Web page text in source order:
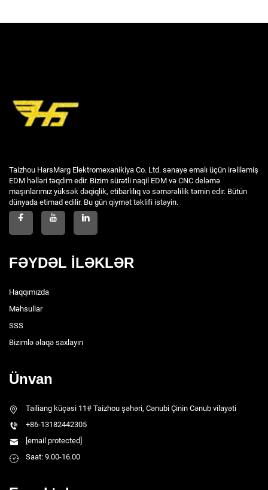
Taizhou HarsMarg Elektromexanikiya Co. Ltd. sənaye emalı üçün irəliləmiş
EDM həlləri təqdim edir. Bizim sürətli naqil EDM və CNC deləmə
maşınlarımız yüksək dəqiqlik, etibarlılıq və səmərəlilik təmin edir. Bütün
dünyada etimad edilir. Bu gün qiymət təklifi istəyin.
FƏYDƏL İLƏKLƏR
Haqqımızda
Məhsullar
SSS
Bizimlə əlaqə saxlayın
Ünvan
Tailiang küçəsi 11# Taizhou şəhəri, Cənubi Çinin Cənub vilayəti
+86-13182442305
[email protected]
Saat: 9.00-16.00